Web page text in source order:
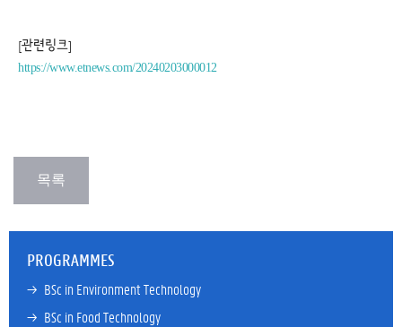
[관련링크]
https://www.etnews.com/20240203000012
PROGRAMMES
→ BSc in Environment Technology
→ BSc in Food Technology